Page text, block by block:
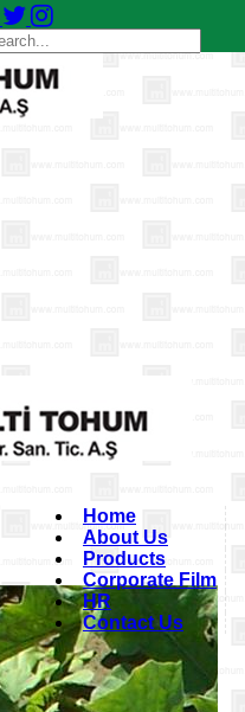
Home
About Us
Products
Corporate Film
HR
Contact Us